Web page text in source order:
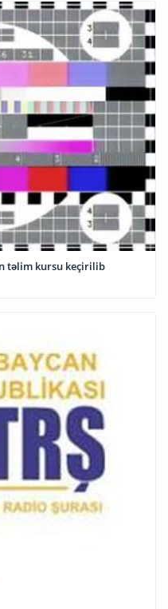
təlim kursu keçirilib